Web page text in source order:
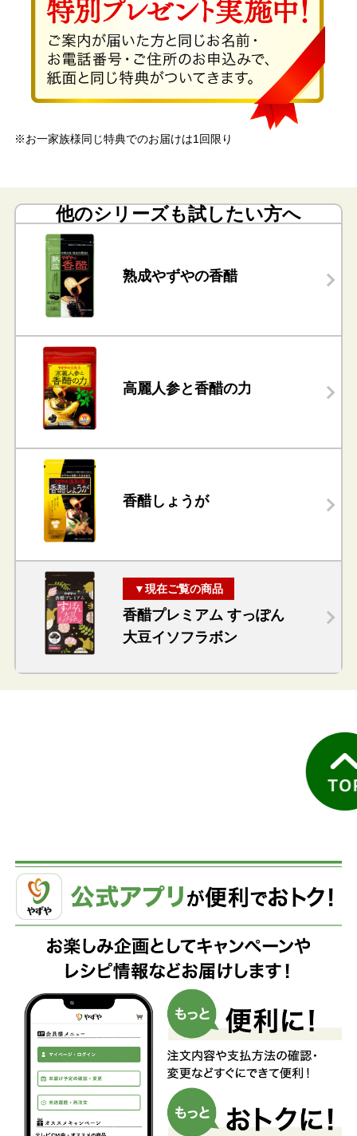
※お一家族様同じ特典でのお届けは1回限り
他のシリーズも試したい方へ
熟成やずやの香醋
高麗人参と香醋の力
香醋しょうが
▼現在ご覧の商品
香醋プレミアム すっぽん
大豆イソフラボン